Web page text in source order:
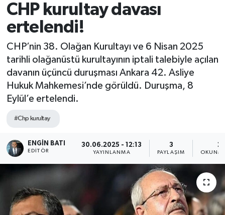
CHP kurultay davası
ertelendi!
CHP’nin 38. Olağan Kurultayı ve 6 Nisan 2025
tarihli olağanüstü kurultayının iptali talebiyle açılan
davanın üçüncü duruşması Ankara 42. Asliye
Hukuk Mahkemesi’nde görüldü. Duruşma, 8
Eylül’e ertelendi.
#Chp kurultay
ENGIN BATI
EDITÖR
30.06.2025 - 12:13
YAYINLANMA
3
PAYLAŞIM
2
Tüm Manşetler
Haber Arşivi